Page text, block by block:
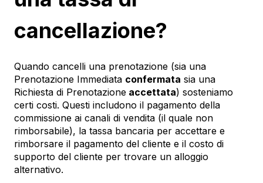
cancellazione?
Quando cancelli una prenotazione (sia una
Prenotazione Immediata confermata sia una
Richiesta di Prenotazione accettata) sosteniamo
certi costi. Questi includono il pagamento della
commissione ai canali di vendita (il quale non
rimborsabile), la tassa bancaria per accettare e
rimborsare il pagamento del cliente e il costo di
supporto del cliente per trovare un alloggio
alternativo.